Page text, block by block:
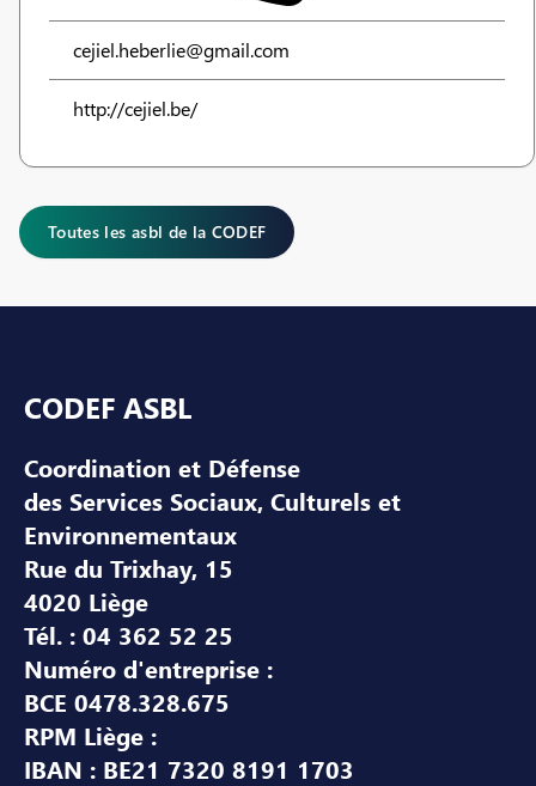
cejiel.heberlie@gmail.com
http://cejiel.be/
Toutes les asbl de la CODEF
CODEF ASBL
Coordination et Défense
des Services Sociaux, Culturels et
Environnementaux
Rue du Trixhay, 15
4020 Liège
Tél. : 04 362 52 25
Numéro d'entreprise :
BCE 0478.328.675
RPM Liège :
IBAN : BE21 7320 8191 1703